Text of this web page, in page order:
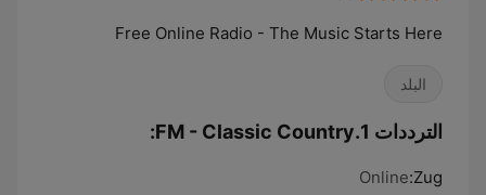
Free Online Radio - The Music Starts Here
البلد
الترددات 1.FM - Classic Country:
Zug:
Online